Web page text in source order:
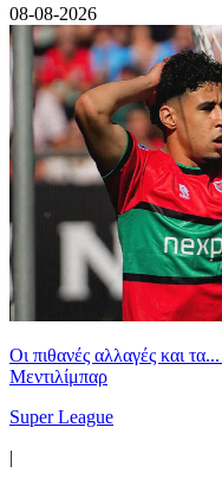
08-08-2026
Οι πιθανές αλλαγές και
Μεντιλίμπαρ
Super League
|